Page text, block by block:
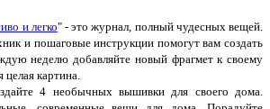
и легко" - это журнал, полный чудесных вещей.
и пошаговые инструкции помогут вам создать
неделю добавляйте новый фрагмет к своему
картина.
4 необычных вышивки для своего дома.